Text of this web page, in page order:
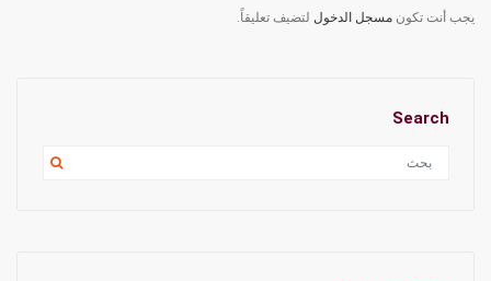
يجب أنت تكون مسجل الدخول لتضيف تعليقاً.
Search